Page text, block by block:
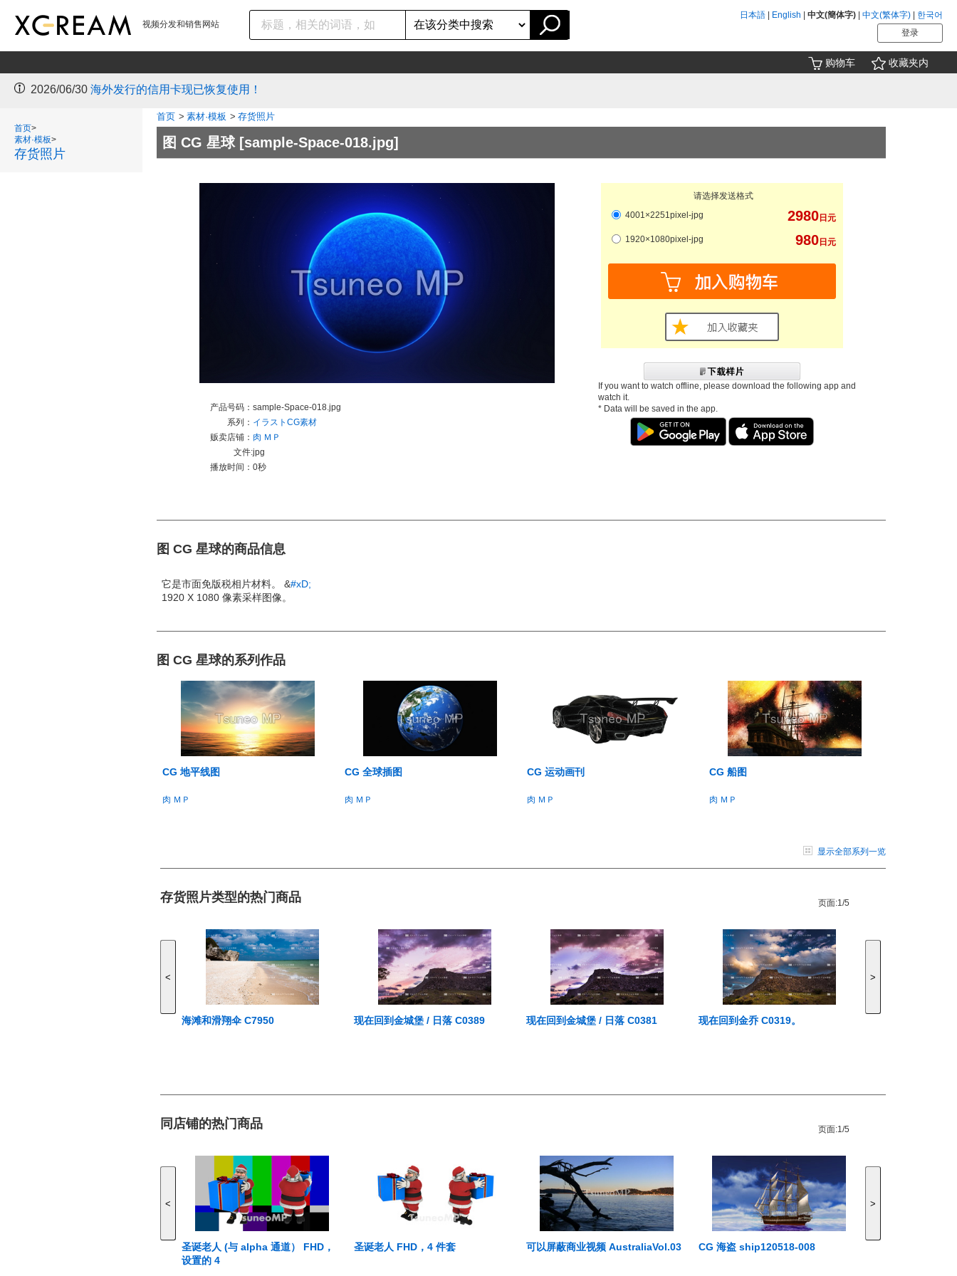
日本語 English 中文(簡体字) 中文(繁体字)
한국어
视频分发和销售网站
登录
购物车 收藏夹内
2026/06/30 海外发行的信用卡现已恢复使用！
首页>
素材·模板>
存货照片
首页 > 素材·模板 > 存货照片
图 CG 星球 [sample-Space-018.jpg]
产品号码： sample-Space-018.jpg
系列： イラストCG素材
贩卖店铺： 肉 ＭＰ
文件:jpg
播放时间： 0秒
请选择发送格式
2980 日元
4001×2251pixel-jpg
980 日元
1920×1080pixel-jpg
If you want to watch offline, please download the following app and
watch it.
* Data will be saved in the app.
图 CG 星球的商品信息
它是市面免版税相片材料。 &#xD;
1920 X 1080 像素采样图像。
图 CG 星球的系列作品
CG 地平线图
肉 ＭＰ
CG 全球插图
肉 ＭＰ
CG 运动画刊
肉 ＭＰ
CG 船图
肉 ＭＰ
显示全部系列一览
存货照片类型的热门商品 页面:1/5
<
海滩和滑翔伞 C7950 现在回到金城堡 / 日落 C0389 现在回到金城堡 / 日落 C0381 现在回到金乔 C0319。
>
同店铺的热门商品 页面:1/5
<
圣诞老人 (与 alpha 通道） FHD，
设置的 4
圣诞老人 FHD，4 件套 可以屏蔽商业视频 AustraliaVol.03 CG 海盗 ship120518-008
>